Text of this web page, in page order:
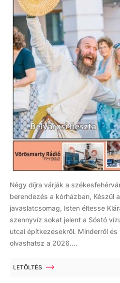
Négy díjra várják a
berendezés a kórházban, Készül
javaslatcsomag, Isten éltesse
szennyvíz sokat jelent a Sóstó
utcai építkezésekről. Minderről és
olvashatsz a 2026....
LETÖLTÉS